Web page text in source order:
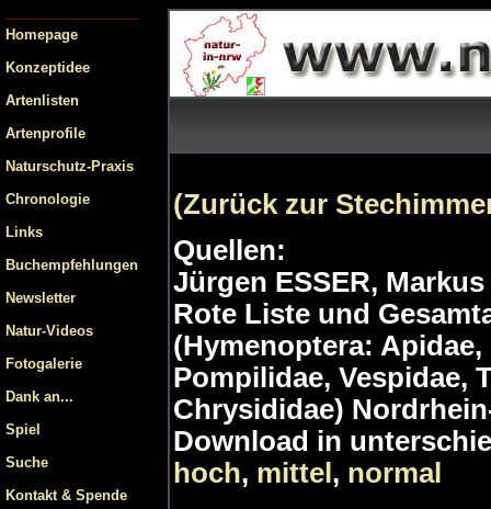
Homepage
Konzeptidee
Artenlisten
Artenprofile
Naturschutz-Praxis
Chronologie
Links
Buchempfehlungen
Newsletter
Natur-Videos
Fotogalerie
Dank an...
Spiel
Suche
Kontakt & Spende
(Zurück zur
Quellen:
Jürgen ESSER,
Rote Liste und
(Hymenoptera:
Pompilidae, Vespidae,
Chrysididae)
Download in
hoch, mittel , normal